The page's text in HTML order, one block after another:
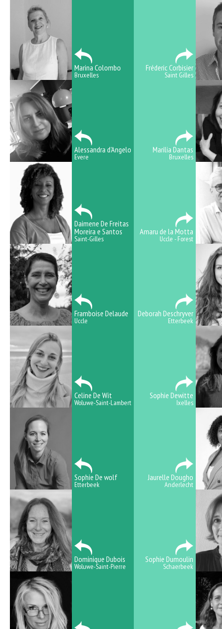
Marina Colombo
Bruxelles
Fréderic Corbisier
Saint Gilles
Alessandra d'Angelo
Evere
Marilia Dantas
Bruxelles
Daimene De Freitas
Moreira e Santos
Saint-Gilles
Amaru de la Motta
Uccle - Forest
Framboise Delaude
Uccle
Deborah Deschryver
Etterbeek
Celine De Wit
Woluwe-Saint-Lambert
Sophie Dewitte
Ixelles
Sophie De wolf
Etterbeek
Jaurelle Dougho
Anderlecht
Dominique Dubois
Woluwe-Saint-Pierre
Sophie Dumoulin
Schaerbeek